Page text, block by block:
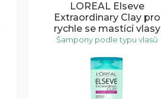
LOREAL Elseve
Extraordinary Clay pro
rychle se mastící vlasy
250ml
Šampony podle typu vlasů